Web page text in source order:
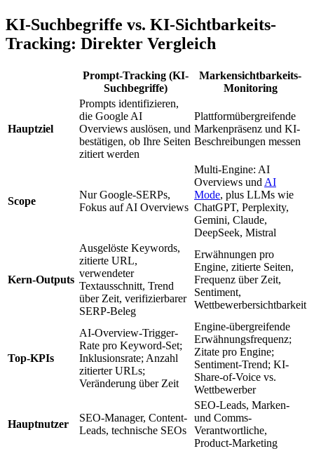
KI-Suchbegriffe vs. KI-Sichtbarkeits-
Tracking: Direkter Vergleich
Prompt-Tracking (KI-
Suchbegriffe)
Markensichtbarkeits-
Monitoring
Hauptziel
Prompts identifizieren,
die Google AI
Overviews auslösen, und
bestätigen, ob Ihre Seiten
zitiert werden
Plattformübergreifende
Markenpräsenz und KI-
Beschreibungen messen
Scope
Nur Google-SERPs,
Fokus auf AI Overviews
Multi-Engine: AI
Overviews und AI
Mode, plus LLMs wie
ChatGPT, Perplexity,
Gemini, Claude,
DeepSeek, Mistral
Kern-Outputs
Ausgelöste Keywords,
zitierte URL,
verwendeter
Textausschnitt, Trend
über Zeit, verifizierbarer
SERP-Beleg
Erwähnungen pro
Engine, zitierte Seiten,
Frequenz über Zeit,
Sentiment,
Wettbewerbersichtbarkeit
Top-KPIs
AI-Overview-Trigger-
Rate pro Keyword-Set;
Inklusionsrate; Anzahl
zitierter URLs;
Veränderung über Zeit
Engine-übergreifende
Erwähnungsfrequenz;
Zitate pro Engine;
Sentiment-Trend; KI-
Share-of-Voice vs.
Wettbewerber
Hauptnutzer
SEO-Manager, Content-
Leads, technische SEOs
SEO-Leads, Marken-
und Comms-
Verantwortliche,
Product-Marketing